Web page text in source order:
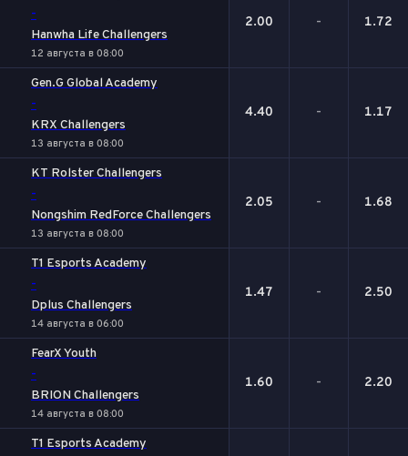
-
Hanwha Life Challengers
12 августа в 08:00
2.00 - 1.72
Gen.G Global Academy
-
KRX Challengers
13 августа в 08:00
4.40 - 1.17
KT Rolster Challengers
-
Nongshim RedForce Challengers
13 августа в 08:00
2.05 - 1.68
T1 Esports Academy
-
Dplus Challengers
14 августа в 06:00
1.47 - 2.50
FearX Youth
-
BRION Challengers
14 августа в 08:00
1.60 - 2.20
T1 Esports Academy